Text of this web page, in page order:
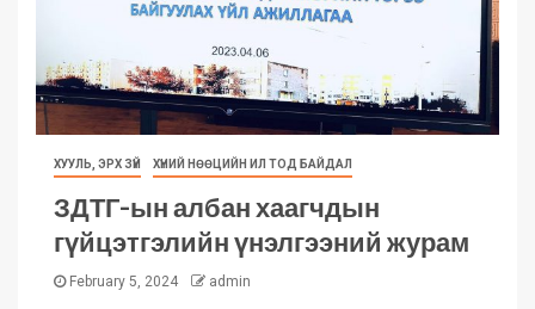
ХУУЛЬ, ЭРХ ЗҮЙ ХҮНИЙ НӨӨЦИЙН ИЛ ТОД БАЙДАЛ
ЗДТГ-ын албан хаагчдын
гүйцэтгэлийн үнэлгээний журам
February 5, 2024 admin